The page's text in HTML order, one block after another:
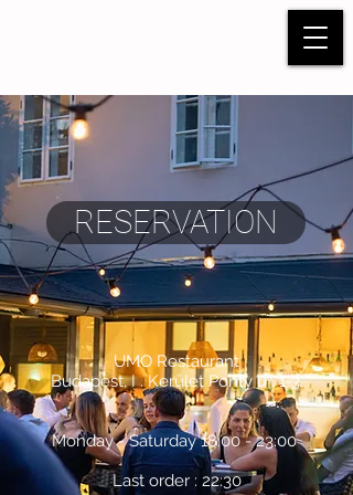
RESERVATION
UMO Restaurant
Budapest, I . Kerület Ponty u . 1-3.
Monday - Saturday 18:00 - 23:00
Last order : 22:30​​​